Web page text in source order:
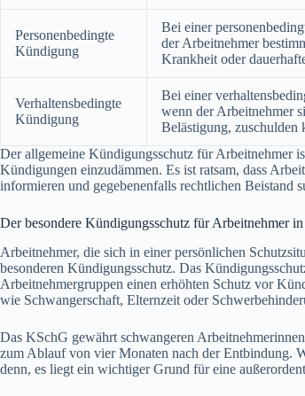
Personenbedingte
Kündigung
Bei einer
der Arbeitnehmer
Krankheit oder
Verhaltensbedingte
Kündigung
Bei einer
wenn der Arbeitnehmer
Belästigung, zuschulden
Der allgemeine Kündigungsschutz für Arbeitnehmer
Kündigungen einzudämmen. Es ist ratsam, dass
informieren und gegebenenfalls rechtlichen Beistand
Der besondere Kündigungsschutz für Arbeitnehmer
Arbeitnehmer, die sich in einer persönlichen
besonderen Kündigungsschutz. Das
Arbeitnehmergruppen einen erhöhten Schutz vor
wie Schwangerschaft, Elternzeit oder
Das KSchG gewährt schwangeren
zum Ablauf von vier Monaten nach der Entbindung.
denn, es liegt ein wichtiger Grund für eine